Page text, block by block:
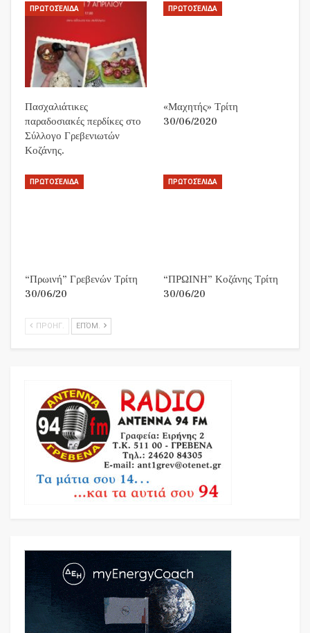
ΠΡΩΤΟΣΈΛΙΔΑ
Πασχαλιάτικες
παραδοσιακές περδίκες στο
Σύλλογο Γρεβενιωτών
Κοζάνης.
ΠΡΩΤΟΣΈΛΙΔΑ
«Μαχητής» Τρίτη
30/06/2020
ΠΡΩΤΟΣΈΛΙΔΑ
“Πρωινή” Γρεβενών Τρίτη
30/06/20
ΠΡΩΤΟΣΈΛΙΔΑ
“ΠΡΩΙΝΗ” Κοζάνης Τρίτη
30/06/20
ΠΡΟΗΓ. ΕΠΌΜ.